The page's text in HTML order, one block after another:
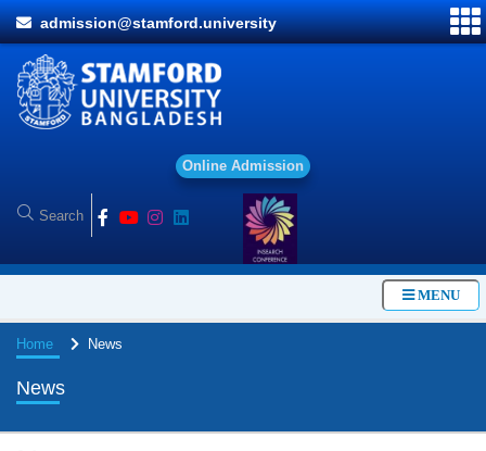
admission@stamford.university
Onl ine Ad mission
MENU
Home News
News